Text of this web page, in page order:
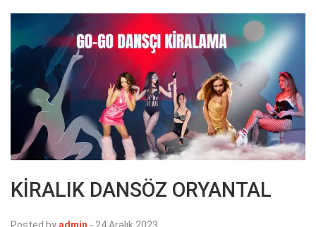
KİRALIK DANSÖZ ORYANTAL